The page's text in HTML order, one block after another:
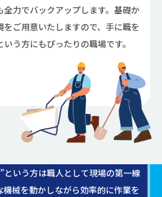
力でバックアップします。基礎か
をご用意いたしますので、手に職を
う方にもぴったりの職場です。
という方は職人として現場の第一線
械を動かしながら効率的に作業を